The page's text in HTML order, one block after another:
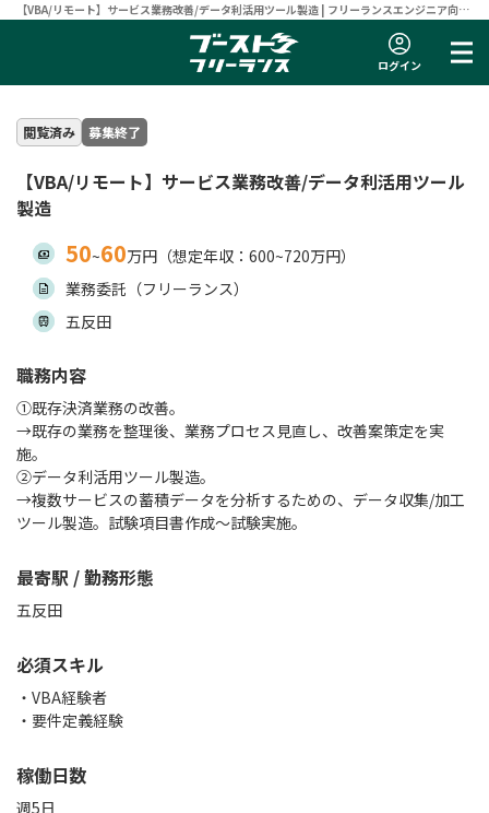
【VBA/リモート】サービス業務改善/データ利活用ツール製造 | フリーランスエンジニア向け
ログイン
閲覧済み 募集終了
【VBA/リモート】サービス業務改善/データ利活用ツール
製造
50~60万円（想定年収：600~720万円）
業務委託（フリーランス）
五反田
職務内容
①既存決済業務の改善。
→既存の業務を整理後、業務プロセス見直し、改善案策定を実
施。
②データ利活用ツール製造。
→複数サービスの蓄積データを分析するための、データ収集/加工
ツール製造。試験項目書作成〜試験実施。
最寄駅 / 勤務形態
五反田
必須スキル
・VBA経験者
・要件定義経験
稼働日数
週5日